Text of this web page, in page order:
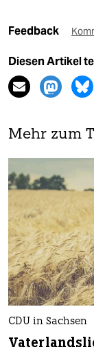
Feedback
Diesen Artikel
Mehr zum
CDU in Sachsen